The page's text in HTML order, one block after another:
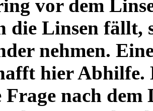
vor dem
die Linsen fällt,
nehmen.
hier Abhilfe.
nach dem